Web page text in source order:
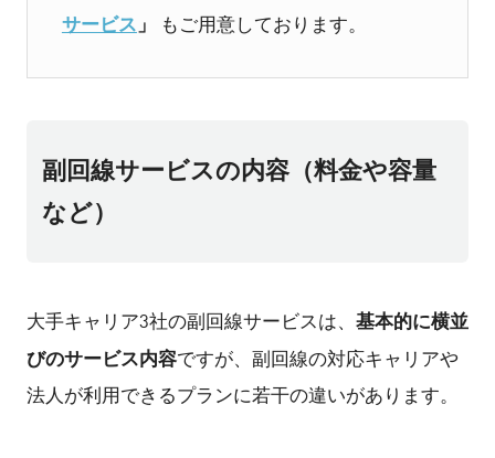
サービス 」 もご用意しております。
副回線サービスの内容（料金や容量
など）
大手キャリア3社の副回線サービスは、 基本的に横並
びのサービス内容ですが、副回線の対応キャリアや
法人が利用できるプランに若干の違いがあります。